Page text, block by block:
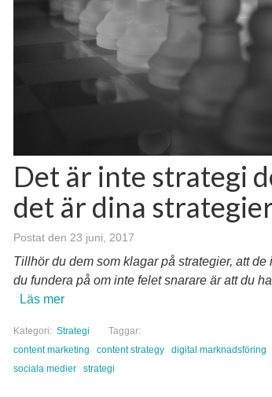
Det är inte strategi
det är dina
Postat den 23 juni, 2017
Tillhör du dem som klagar på strategier, att
du fundera på om inte felet snarare är att du
Läs mer
Kategori: Strategi
Taggar:
content marketing
content strategy digital marknadsföring
sociala medier
strategi